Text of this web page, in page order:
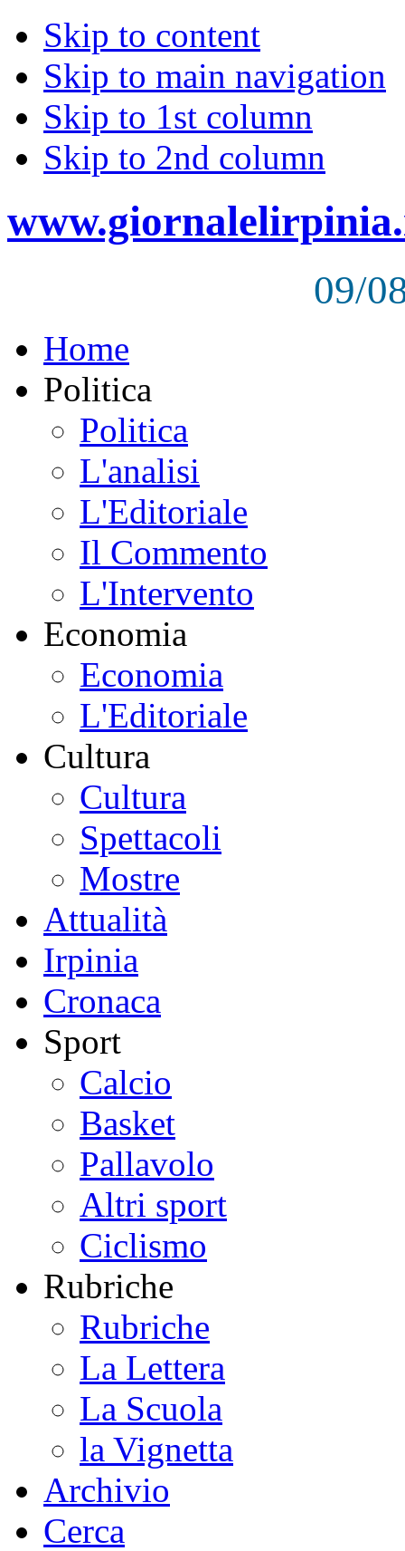
Skip to content
Skip to main navigation
Skip to 1st column
Skip to 2nd column
09/
Home
Politica
Politica
L'analisi
L'Editoriale
Il Commento
L'Intervento
Economia
Economia
L'Editoriale
Cultura
Cultura
Spettacoli
Mostre
Attualità
Irpinia
Cronaca
Sport
Calcio
Basket
Pallavolo
Altri sport
Ciclismo
Rubriche
Rubriche
La Lettera
La Scuola
la Vignetta
Archivio
Cerca